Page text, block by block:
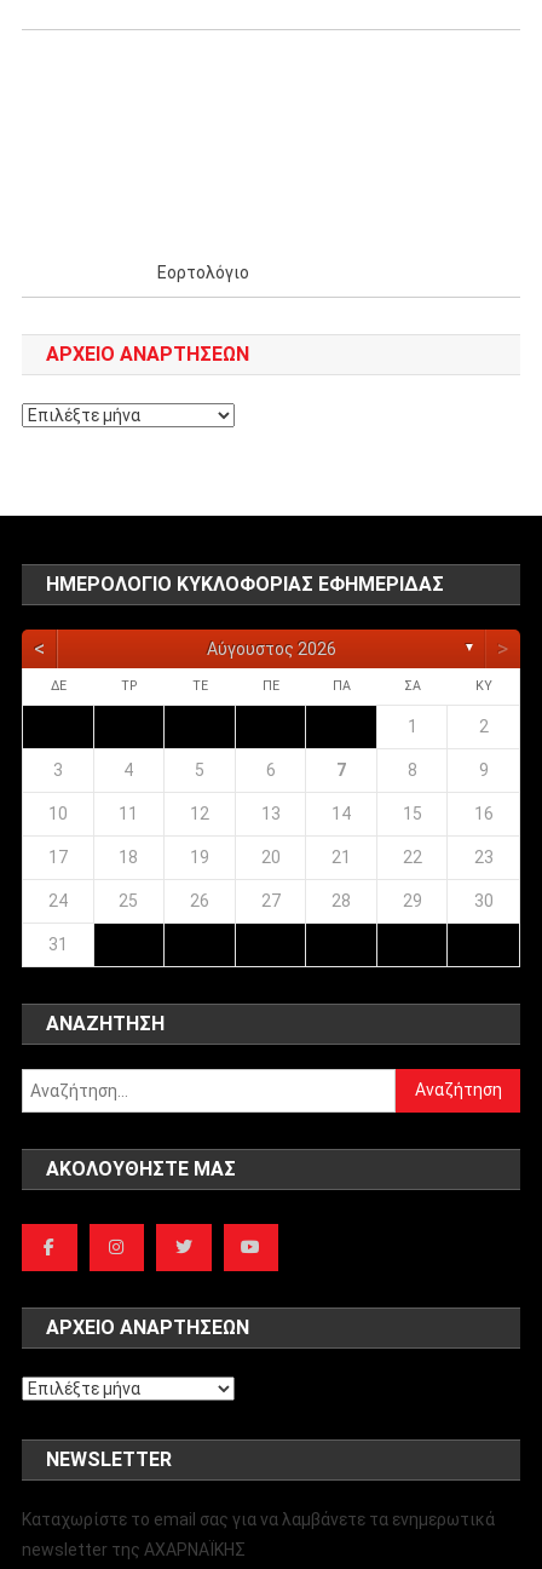
Εορτολόγιο
ΑΡΧΕΊΟ ΑΝΑΡΤΉΣΕΩΝ
Αρχείο
ΗΜΕΡΟΛΌΓΙΟ ΚΥΚΛΟΦΟΡΊΑΣ ΕΦΗΜΕΡΊΔΑΣ
< Αύγουστος 2026 ▼ >
ΔΕ ΤΡ ΤΕ ΠΕ ΠΑ ΣΑ ΚΥ
1 2
3 4 5 6 7 8 9
10 11 12 13 14 15 16
17 18 19 20 21 22 23
24 25 26 27 28 29 30
31
ΑΝΑΖΉΤΗΣΗ
Αναζήτηση
για:
ΑΚΟΛΟΥΘΉΣΤΕ ΜΑΣ
ΑΡΧΕΊΟ ΑΝΑΡΤΉΣΕΩΝ
Αρχείο
NEWSLETTER
Καταχωρίστε το email σας για να λαμβάνετε τα ενημερωτικά
newsletter της ΑΧΑΡΝΑΪΚΗΣ